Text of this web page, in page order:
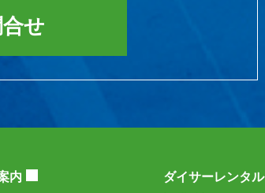
せ
内
ダイサーレンタル